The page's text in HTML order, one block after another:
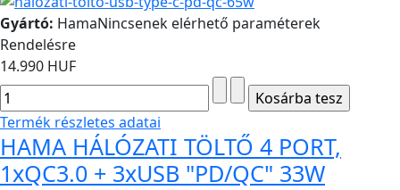
Gyártó: HamaNincsenek elérhető paraméterek
Rendelésre
14.990 HUF
Termék részletes adatai
HAMA HÁLÓZATI TÖLTŐ 4 PORT,
1xQC3.0 + 3xUSB "PD/QC" 33W